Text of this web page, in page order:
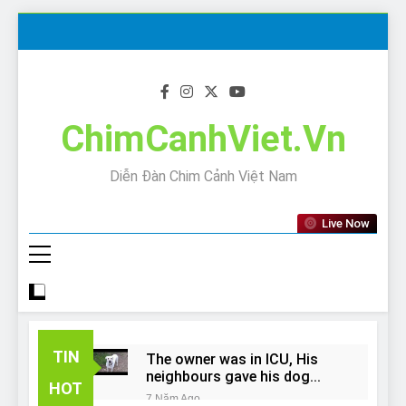
ChimCanhViet.Vn
Diễn Đàn Chim Cảnh Việt Nam
Live Now
TIN
HOT
The owner was in ICU, His
neighbours gave his dog
away!
7 Năm Ago